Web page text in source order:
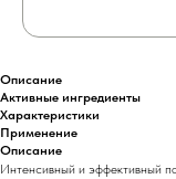
Описание
Активные ингредиенты
Характеристики
Применение
Описание
Интенсивный и эффективный